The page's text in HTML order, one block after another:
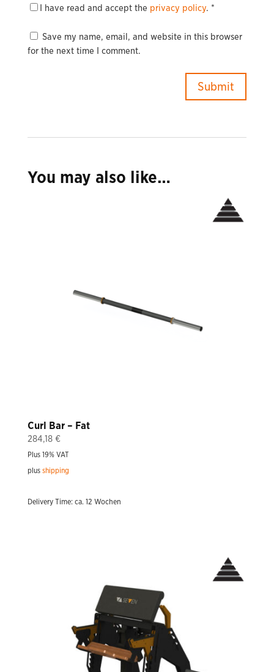
I have read and accept the privacy policy. *
Save my name, email, and website in this browser
for the next time I comment.
You may also like…
Curl Bar – Fat
284,18 €
Plus 19% VAT
plus shipping
Delivery Time: ca. 12 Wochen